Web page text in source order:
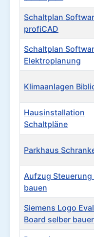
Schaltplan
profiCAD
Schaltplan
Elektroplanung
Klimaanlagen
Hausinstallation
Schaltpläne
Parkhaus
Aufzug Steuerung
bauen
Siemens Logo
Board selber